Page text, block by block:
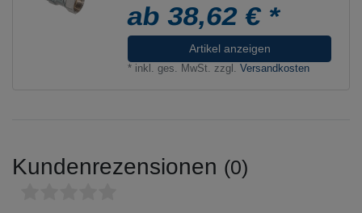
ab 38,62 € *
Artikel anzeigen
* inkl. ges. MwSt. zzgl.Versandkosten
Kundenrezensionen (0)